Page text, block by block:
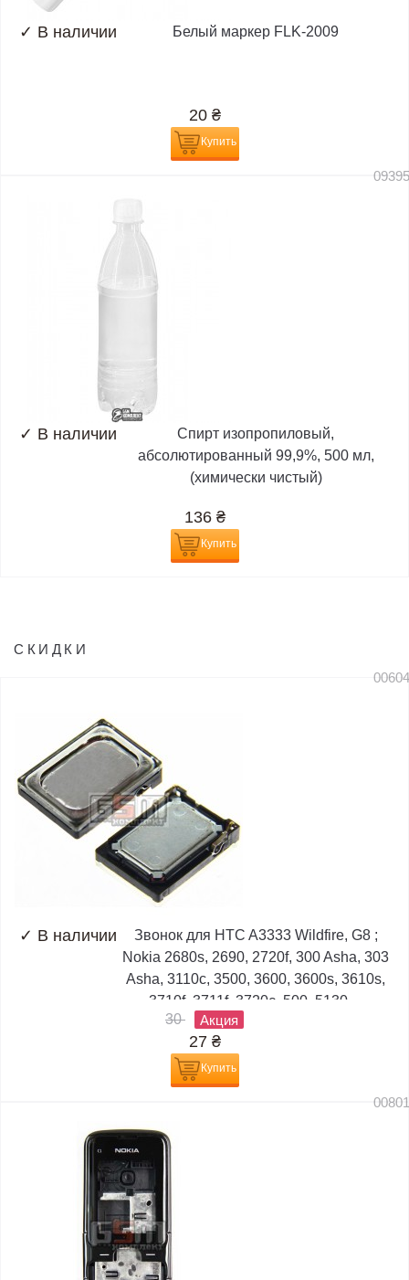
✓ В наличии Белый маркер FLK-2009
20 ₴
Купить
✓ В наличии
Спирт изопропиловый,
абсолютированный 99,9%, 500 мл,
(химически чистый)
136 ₴
Купить
СКИДКИ
✓ В наличии
Звонок для HTC A3333 Wildfire, G8 ;
Nokia 2680s, 2690, 2720f, 300 Asha, 303
Asha, 3110c, 3500, 3600, 3600s, 3610s,
3710f, 3711f, 3720c, 500, 5130,...
30
Акция
27 ₴
Купить